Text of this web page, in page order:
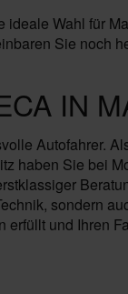
Wahl für
Sie noch
IN
Autofahrer.
haben Sie bei
sondern
und Ihren